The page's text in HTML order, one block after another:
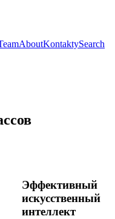
AboutKontaktySearch
Эффективный
искусственный
интеллект